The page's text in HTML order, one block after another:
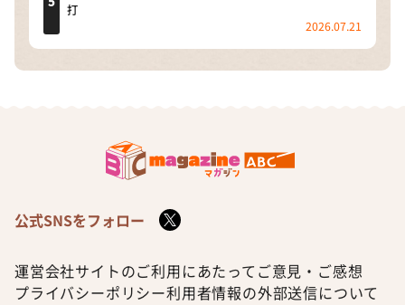
打
2026.07.21
公式SNSをフォロー
運営会社サイトのご利用にあたって ご意見・ご感想
プライバシーポリシー利用者情報の外部送信について